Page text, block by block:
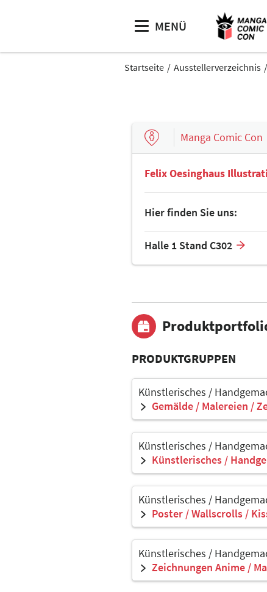
MENÜ
Startseite Ausstellerverzeichnis
Manga Comic Con
Felix Oesinghaus
Hier finden Sie uns:
Halle 1 Stand C302
PRODUKTGRUPPEN
Künstlerisches /
Gemälde / Malereien /
Künstlerisches /
Künstlerisches /
Künstlerisches /
Poster / Wallscrolls /
Künstlerisches /
Zeichnungen Anime /